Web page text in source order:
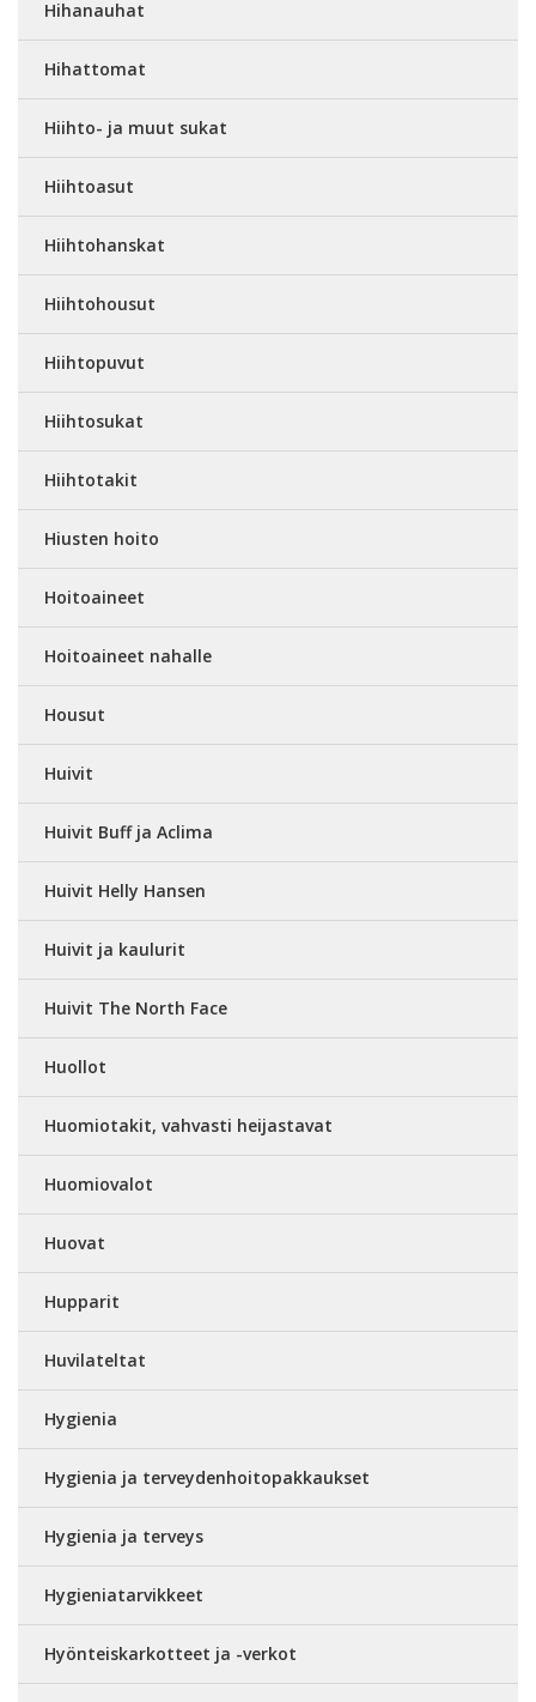
Hihanauhat
Hihattomat
Hiihto- ja muut sukat
Hiihtoasut
Hiihtohanskat
Hiihtohousut
Hiihtopuvut
Hiihtosukat
Hiihtotakit
Hiusten hoito
Hoitoaineet
Hoitoaineet nahalle
Housut
Huivit
Huivit Buff ja Aclima
Huivit Helly Hansen
Huivit ja kaulurit
Huivit The North Face
Huollot
Huomiotakit, vahvasti heijastavat
Huomiovalot
Huovat
Hupparit
Huvilateltat
Hygienia
Hygienia ja terveydenhoitopakkaukset
Hygienia ja terveys
Hygieniatarvikkeet
Hyönteiskarkotteet ja -verkot